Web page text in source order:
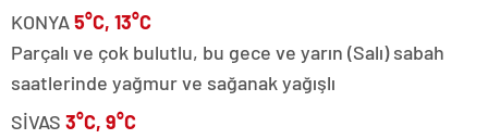
KONYA5°C, 13°C
Parçalı ve çok bulutlu, bu gece ve yarın (Salı) sabah
saatlerinde yağmur ve sağanak yağışlı
SİVAS 3°C, 9°C